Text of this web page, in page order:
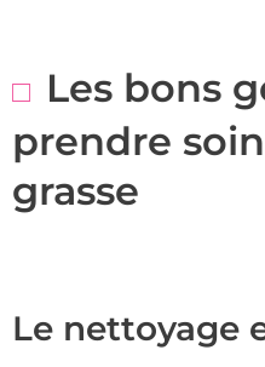
Les bons
prendre
grasse
Le nettoyage